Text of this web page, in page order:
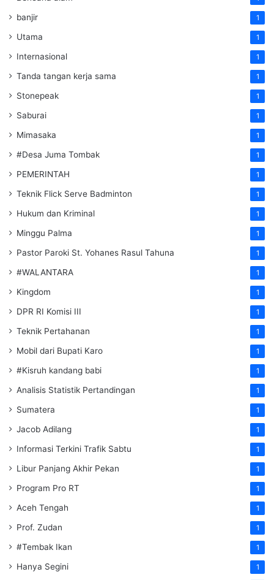
banjir 1
Utama 1
Internasional 1
Tanda tangan kerja sama 1
Stonepeak 1
Saburai 1
Mimasaka 1
#Desa Juma Tombak 1
PEMERINTAH 1
Teknik Flick Serve Badminton 1
Hukum dan Kriminal 1
Minggu Palma 1
Pastor Paroki St. Yohanes Rasul Tahuna 1
#WALANTARA 1
Kingdom 1
DPR RI Komisi III 1
Teknik Pertahanan 1
Mobil dari Bupati Karo 1
#Kisruh kandang babi 1
Analisis Statistik Pertandingan 1
Sumatera 1
Jacob Adilang 1
Informasi Terkini Trafik Sabtu 1
Libur Panjang Akhir Pekan 1
Program Pro RT 1
Aceh Tengah 1
Prof. Zudan 1
#Tembak Ikan 1
Hanya Segini 1